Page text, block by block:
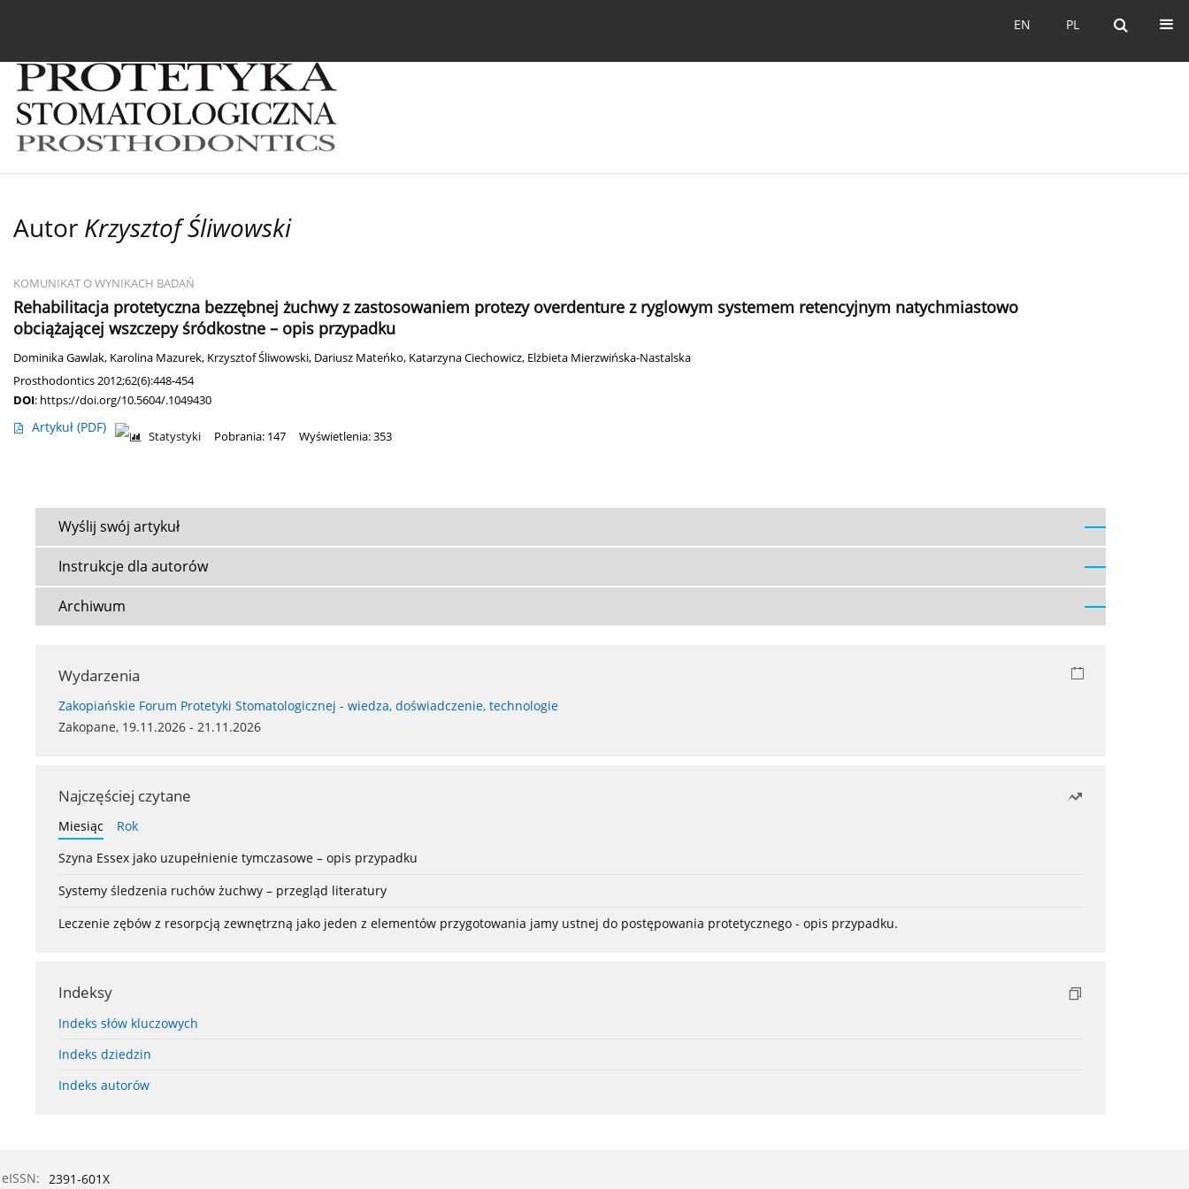
PL
EN PL
EN
Autor Krzysztof Śliwowski
KOMUNIKAT O WYNIKACH BADAŃ
Rehabilitacja protetyczna bezzębnej żuchwy z zastosowaniem protezy overdenture z ryglowym systemem retencyjnym natychmiastowo
obciążającej wszczepy śródkostne – opis przypadku
Dominika Gawlak, Karolina Mazurek, Krzysztof Śliwowski, Dariusz Mateńko, Katarzyna Ciechowicz, Elżbieta Mierzwińska-Nastalska
Prosthodontics 2012;62(6):448-454
DOI: https://doi.org/10.5604/.1049430
Artykuł (PDF)
Statystyki Pobrania: 147 Wyświetlenia: 353
Wyślij swój artykuł
Instrukcje dla autorów
Archiwum
Wydarzenia
Zakopiańskie Forum Protetyki Stomatologicznej - wiedza, doświadczenie, technologie
Zakopane, 19.11.2026 - 21.11.2026
Najczęściej czytane
Miesiąc
Rok
Szyna Essex jako uzupełnienie tymczasowe – opis przypadku
Systemy śledzenia ruchów żuchwy – przegląd literatury
Leczenie zębów z resorpcją zewnętrzną jako jeden z elementów przygotowania jamy ustnej do postępowania protetycznego - opis przypadku.
Indeksy
Indeks słów kluczowych
Indeks dziedzin
Indeks autorów
eISSN: 2391-601X